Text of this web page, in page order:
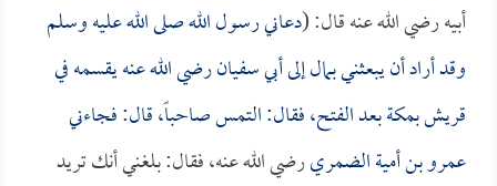
أبيه رضي الله عنه قال: (دعاني رسول الله صلى الله عليه وسلم
وقد أراد أن يبعثني بمال إلىأبي سفيانرضي الله عنه يقسمه في
قريش بمكة بعد الفتح، فقال: التمس صاحباً، قال: فجاءني
عمرو بن أمية الضمريرضي الله عنه، فقال: بلغني أنك تريد